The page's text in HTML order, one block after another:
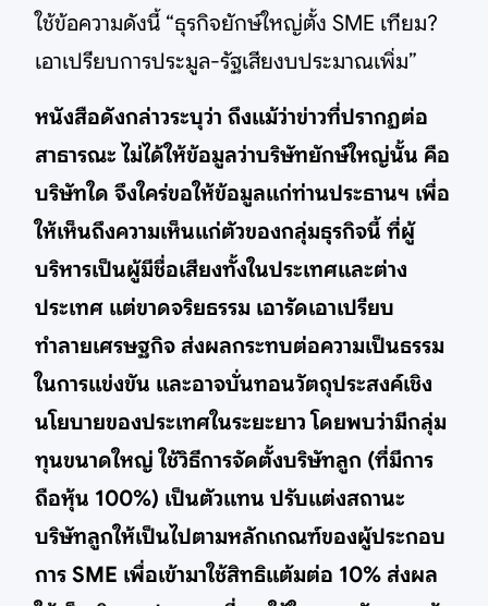
ใช้ข้อความดังนี้ “ธุรกิจยักษ์ใหญ่ตั้ง SME เทียม?
เอาเปรียบการประมูล-รัฐเสียงบประมาณเพิ่ม”
หนังสือดังกล่าวระบุว่า ถึงแม้ว่าข่าวที่ปรากฏต่อ
สาธารณะ ไม่ได้ให้ข้อมูลว่าบริษัทยักษ์ใหญ่นั้น คือ
บริษัทใด จึงใคร่ขอให้ข้อมูลแก่ท่านประธานฯ เพื่อ
ให้เห็นถึงความเห็นแก่ตัวของกลุ่มธุรกิจนี้ ที่ผู้
บริหารเป็นผู้มีชื่อเสียงทั้งในประเทศและต่าง
ประเทศ แต่ขาดจริยธรรม เอารัดเอาเปรียบ
ทำลายเศรษฐกิจ ส่งผลกระทบต่อความเป็นธรรม
ในการแข่งขัน และอาจบั่นทอนวัตถุประสงค์เชิง
นโยบายของประเทศในระยะยาว โดยพบว่ามีกลุ่ม
ทุนขนาดใหญ่ ใช้วิธีการจัดตั้งบริษัทลูก (ที่มีการ
ถือหุ้น 100%) เป็นตัวแทน ปรับแต่งสถานะ
บริษัทลูกให้เป็นไปตามหลักเกณฑ์ของผู้ประกอบ
การ SME เพื่อเข้ามาใช้สิทธิแต้มต่อ 10% ส่งผล